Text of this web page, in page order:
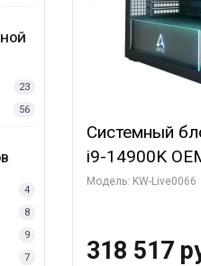
23
56
4
8
9
7
Системный
i9-14900K
7, C24 16EC/
GDDR7
Модель: KW-Live0066
318 517